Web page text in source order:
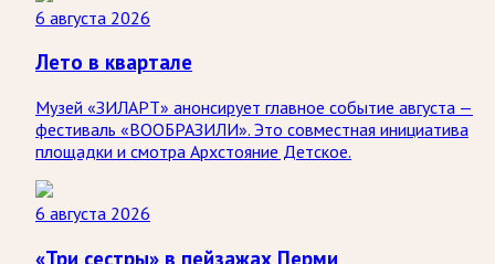
6 августа 2026
Лето в квартале
Музей «ЗИЛАРТ» анонсирует главное событие августа —
фестиваль «ВООБРАЗИЛИ». Это совместная инициатива
площадки и смотра Архстояние Детское.
6 августа 2026
«Три сестры» в пейзажах Перми